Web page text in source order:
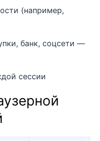
(например,
банк, соцсети —
сессии